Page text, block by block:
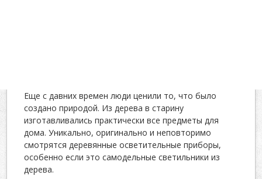
Еще с давних времен люди ценили то, что было
создано природой. Из дерева в старину
изготавливались практически все предметы для
дома. Уникально, оригинально и неповторимо
смотрятся деревянные осветительные приборы,
особенно если это самодельные светильники из
дерева.